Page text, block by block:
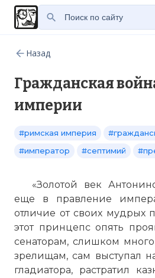
Назад
Гражданская
империи
#римская империя
#император
#септимий
«Золотой век
еще в правление
отличие от своих мудрых
этот принцепс опять
сенаторам, слишком
зрелищам, сам выступал
гладиатора, растратил